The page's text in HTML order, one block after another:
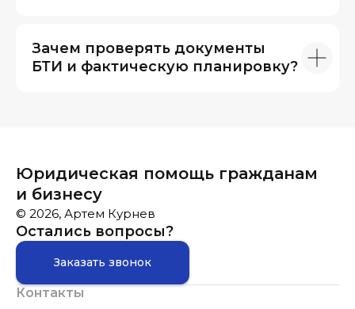
Зачем проверять документы
БТИ и фактическую планировку?
Юридическая помощь гражданам
и бизнесу
© 2026, Артем Курнев
Остались вопросы?
Заказать звонок
Контакты